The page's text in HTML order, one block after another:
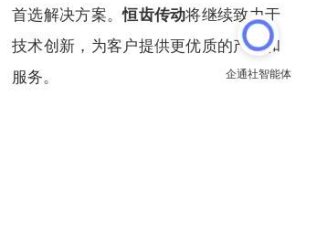
首选解决方案。恒齿传动将继续致力于
技术创新，为客户提供更优质的产品和
服务。